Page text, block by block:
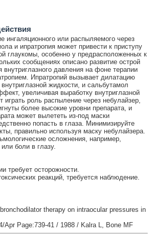
ингаляционного или распыляемого через
и ипратропия может привести к приступу
глаукомы, особенно у предрасположенных к
сообщениях описано развитие острой
давления на фоне терапии
Ипратропий вызывает дилатацию
жидкости, и сальбутамол
увеличивая выработку внутриглазной
роль распыление через небулайзер,
более высокие уровни препарата, и
может вылететь из-под маски
попасть в глаза. Минимизируйте
правильно используя маску небулайзера.
осложнения, например,
боли в глазу.
требует осторожности.
реакций, требуется наблюдение.
therapy on intraocular pressures in
Apr Page:739-41 / 1988 / Kalra L, Bone MF